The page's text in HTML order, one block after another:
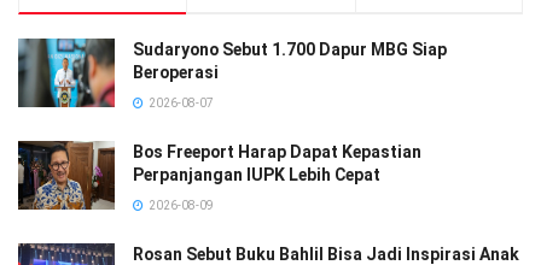
Sudaryono Sebut 1.700 Dapur MBG Siap
Beroperasi
2026-08-07
Bos Freeport Harap Dapat Kepastian
Perpanjangan IUPK Lebih Cepat
2026-08-09
Rosan Sebut Buku Bahlil Bisa Jadi Inspirasi Anak